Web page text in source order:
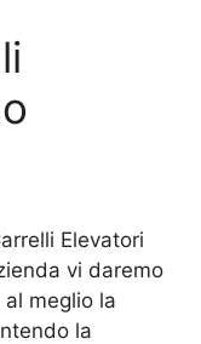
Elevatori
vi daremo
meglio la
la